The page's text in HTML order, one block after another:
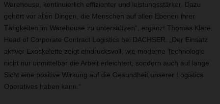
Warehouse, kontinuierlich effizienter und leistungsstärker. Dazu
gehört vor allen Dingen, die Menschen auf allen Ebenen ihrer
Tätigkeiten im Warehouse zu unterstützen“, ergänzt Thomas Klare,
Head of Corporate Contract Logistics bei DACHSER. „Der Einsatz
aktiver Exoskelette zeigt eindrucksvoll, wie moderne Technologie
nicht nur unmittelbar die Arbeit erleichtert, sondern auch auf lange
Sicht eine positive Wirkung auf die Gesundheit unserer Logistics
Operatives haben kann.“